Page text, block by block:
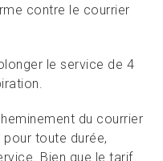
contre le courrier
le service de 4
du courrier
toute durée,
Bien que le tarif